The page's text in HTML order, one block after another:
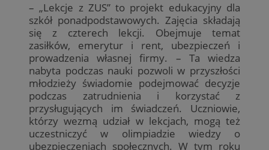
– „Lekcje z ZUS” to projekt edukacyjny dla
szkół ponadpodstawowych. Zajęcia składają
się z czterech lekcji. Obejmuje temat
zasiłków, emerytur i rent, ubezpieczeń i
prowadzenia własnej firmy. – Ta wiedza
nabyta podczas nauki pozwoli w przyszłości
młodzieży świadomie podejmować decyzje
podczas zatrudnienia i korzystać z
przysługujących im świadczeń. Uczniowie,
którzy wezmą udział w lekcjach, mogą też
uczestniczyć w olimpiadzie wiedzy o
ubezpieczeniach społecznych. W tym roku